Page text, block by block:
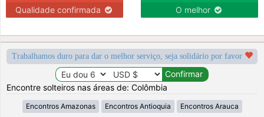
Qualidade confirmada O melhor
Trabalhamos duro para dar o melhor serviço, seja solidário por favor
Encontre solteiros nas áreas de: Colômbia
Encontros Amazonas Encontros Antioquia Encontros Arauca